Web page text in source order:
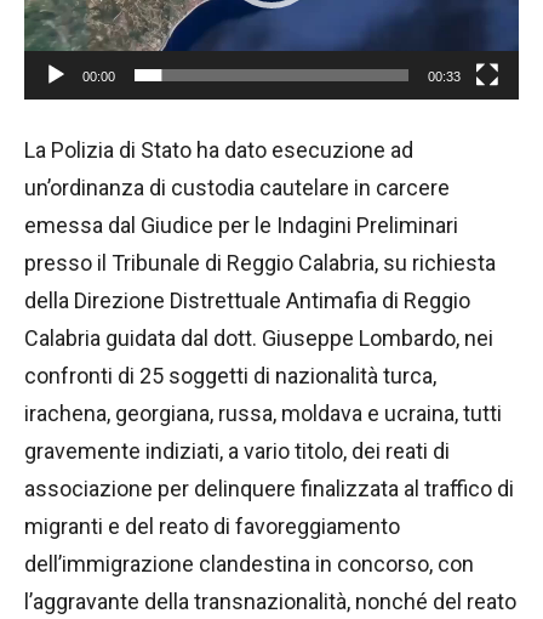
P
a
y
e
r
00:00 00:33
La Polizia di Stato ha dato esecuzione ad
un’ordinanza di custodia cautelare in carcere
emessa dal Giudice per le Indagini Preliminari
presso il Tribunale di Reggio Calabria, su richiesta
della Direzione Distrettuale Antimafia di Reggio
Calabria guidata dal dott. Giuseppe Lombardo, nei
confronti di 25 soggetti di nazionalità turca,
irachena, georgiana, russa, moldava e ucraina, tutti
gravemente indiziati, a vario titolo, dei reati di
associazione per delinquere finalizzata al traffico di
migranti e del reato di favoreggiamento
dell’immigrazione clandestina in concorso, con
l’aggravante della transnazionalità, nonché del reato